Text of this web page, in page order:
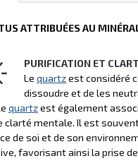
ATTRIBUÉES AU
PURIFICATION ET
Le quartzest considéré
dissoudre et de les
quartzest également
clarté mentale. Il est
de soi et de son
favorisant ainsi la prise